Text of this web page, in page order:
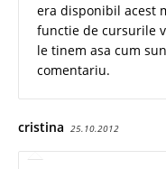
era disponibil acest
functie de cursurile
le tinem asa cum
comentariu.
cristina 25.10.2012